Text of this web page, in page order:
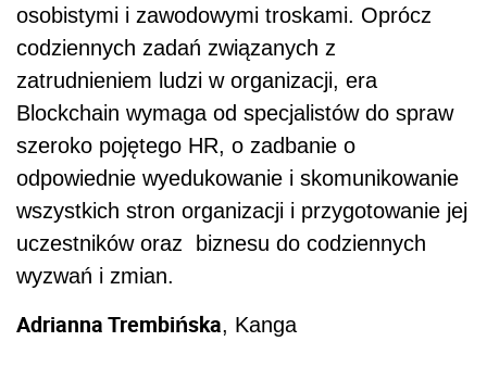
osobistymi i zawodowymi troskami. Oprócz
codziennych zadań związanych z
zatrudnieniem ludzi w organizacji, era
Blockchain wymaga od specjalistów do spraw
szeroko pojętego HR, o zadbanie o
odpowiednie wyedukowanie i skomunikowanie
wszystkich stron organizacji i przygotowanie jej
uczestników oraz biznesu do codziennych
wyzwań i zmian.
Adrianna Trembińska, Kanga